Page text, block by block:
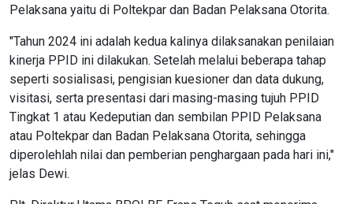
Pelaksana yaitu di Poltekpar dan Badan Pelaksana Otorita.
"Tahun 2024 ini adalah kedua kalinya dilaksanakan penilaian
kinerja PPID ini dilakukan. Setelah melalui beberapa tahap
seperti sosialisasi, pengisian kuesioner dan data dukung,
visitasi, serta presentasi dari masing-masing tujuh PPID
Tingkat 1 atau Kedeputian dan sembilan PPID Pelaksana
atau Poltekpar dan Badan Pelaksana Otorita, sehingga
diperolehlah nilai dan pemberian penghargaan pada hari ini,"
jelas Dewi.